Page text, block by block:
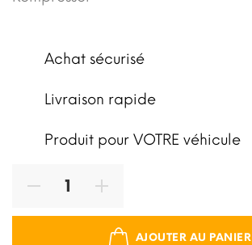
Achat sécurisé
Livraison rapide
Produit pour VOTRE véhicule
AJOUTER AU PANIER